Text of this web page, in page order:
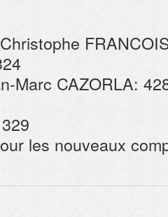
Marc CAZORLA:
les nouveaux